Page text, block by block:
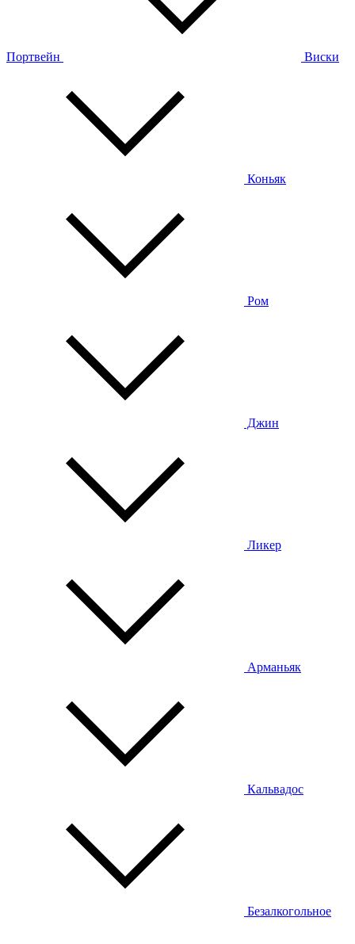
Портвейн Виски
Коньяк
Ром
Джин
Ликер
Арманьяк
Кальвадос
Безалкогольное